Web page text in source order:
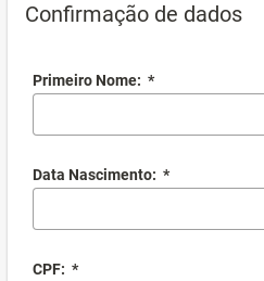
Confirmação de dados
Primeiro Nome: *
Data Nascimento: *
CPF: *